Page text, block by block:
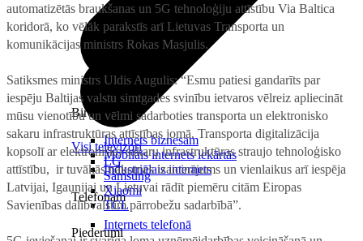
Birojam
Internets biznesam
Mobilais internets iekārtās
Industriālais internets
Telefonam
Internets telefonā
Visi televizori
LG
Samsung
Xiaomi
TCL
Piederumi
automatizētās braukšanas un 5G tehnoloģiju attīstību Via Baltica
koridorā, ko vēlāk parakstīs arī Lietuvas Transporta un
komunikācijas ministrs Rokas Masjulis.
Satiksmes ministrs Uldis Augulis: “Esmu patiesi gandarīts par
iespēju Baltijas valstu simtgades svinību ietvaros vēlreiz apliecināt
mūsu vienotību un vēlmi sadarboties transporta un elektronisko
sakaru infrastruktūras attīstības jomā. Transporta digitalizācija
kopsolī ar elektronisko sakaru infrastruktūras straujo tehnoloģisko
attīstību, ir tuvākās nākotnes izaicinājums un vienlaikus arī iespēja
Latvijai, Igaunijai un Lietuvai rādīt piemēru citām Eiropas
Savienības dalībvalstīm pārrobežu sadarbībā”.